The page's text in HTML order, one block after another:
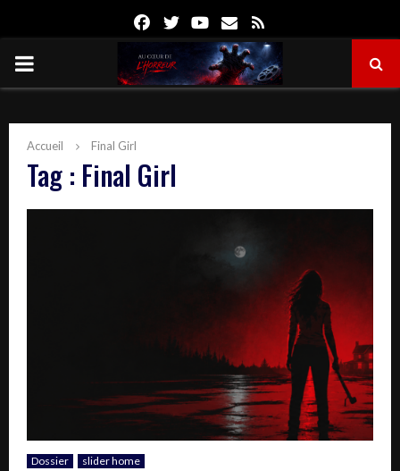
FacebookTwitterYoutube
Email
PRIMARY
Accueil Final Girl
Tag : Final Girl
Dossier slider home